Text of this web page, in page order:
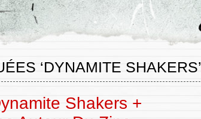
‘DYNAMITE SHAKERS’
Shakers +